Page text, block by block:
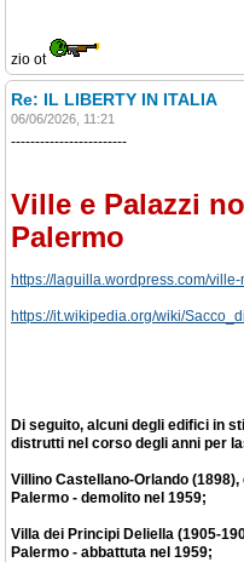
zio ot
Re: IL LIBERTY IN ITALIA
06/06/2026, 11:21
------------------------
Ville e Palazzi
Palermo
https://laguilla.wordpress.com/
https://it.wikipedia.org/wiki/
Di seguito, alcuni degli edifici in
distrutti nel corso degli anni per
Villino Castellano-Orlando
Palermo - demolito nel 1959;
Villa dei Principi Deliella (1905-
Palermo - abbattuta nel 1959;